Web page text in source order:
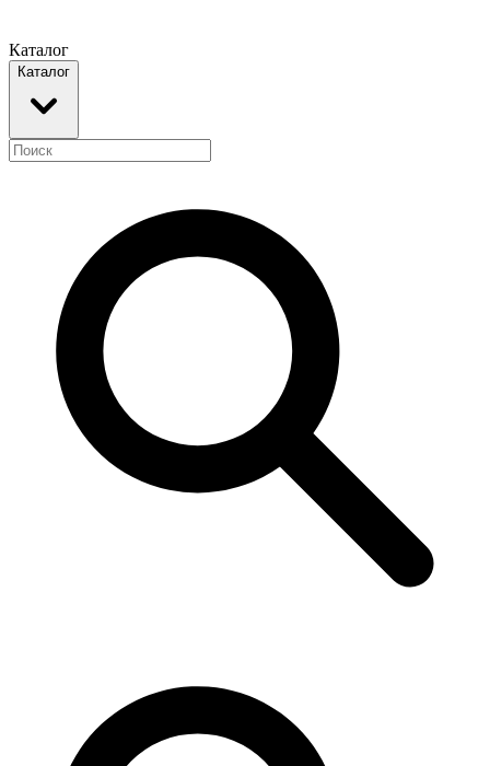
Каталог
Каталог